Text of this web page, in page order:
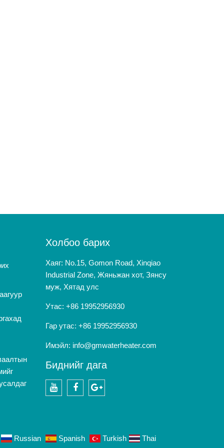
Холбоо барих
Хаяг: No.15, Gomon Road, Xinqiao
Industrial Zone, Жяньжан хот, Зянсу
муж, Хятад улс
Утас: +86 19952956930
Гар утас: +86 19952956930
Имэйл: info@gmwaterheater.com
Биднийг дага
Russian Spanish Turkish Thai